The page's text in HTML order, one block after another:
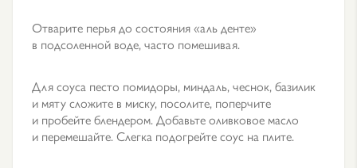
Отварите перья до состояния «аль денте»
в подсоленной воде, часто помешивая.
Для соуса песто помидоры, миндаль, чеснок, базилик
и мяту сложите в миску, посолите, поперчите
и пробейте блендером. Добавьте оливковое масло
и перемешайте. Слегка подогрейте соус на плите.